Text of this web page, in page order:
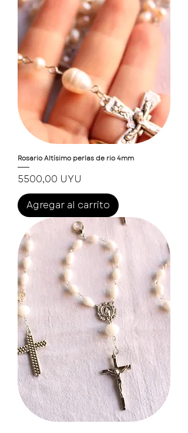
Rosario Altísimo perlas de rio 4mm
Precio
5500,00 UYU
Agregar al carrito